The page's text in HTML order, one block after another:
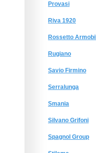
Provasi
Riva 1920
Rossetto Armobil
Rugiano
Savio Firmino
Serralunga
Smania
Silvano Grifoni
Spagnol Group